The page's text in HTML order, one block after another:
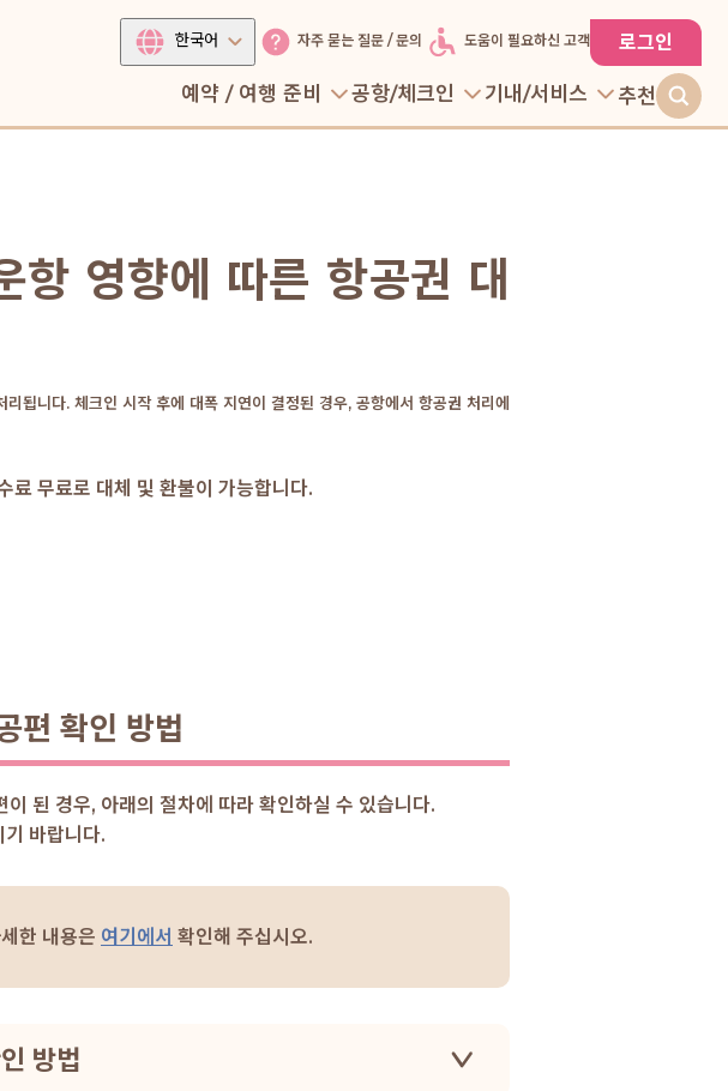
예약 / 여행 준비 공항/체크인 기내/서비스 추천
한국어 자주 묻는 질문 / 문의 도움이 필요하신 고객 로그인
영향에 따른 항공권 대
됩니다. 체크인 시작 후에 대폭 지연이 결정된 경우, 공항에서 항공권 처리에
료 무료로 대체 및 환불이 가능합니다.
편 확인 방법
된 경우, 아래의 절차에 따라 확인하실 수 있습니다.
바랍니다.
한 내용은 여기에서 확인해 주십시오.
방법